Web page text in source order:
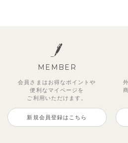
MEMBER
会員さまはお得なポイントや
便利な マイページを
ご利用いただけます。
新規会員登録はこちら